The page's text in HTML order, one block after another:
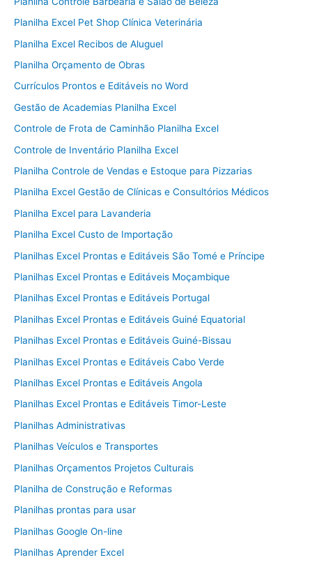
Planilha Excel Pet Shop Clínica Veterinária
Planilha Excel Recibos de Aluguel
Planilha Orçamento de Obras
Currículos Prontos e Editáveis no Word
Gestão de Academias Planilha Excel
Controle de Frota de Caminhão Planilha Excel
Controle de Inventário Planilha Excel
Planilha Controle de Vendas e Estoque para Pizzarias
Planilha Excel Gestão de Clínicas e Consultórios Médicos
Planilha Excel para Lavanderia
Planilha Excel Custo de Importação
Planilhas Excel Prontas e Editáveis São Tomé e Príncipe
Planilhas Excel Prontas e Editáveis Moçambique
Planilhas Excel Prontas e Editáveis Portugal
Planilhas Excel Prontas e Editáveis Guiné Equatorial
Planilhas Excel Prontas e Editáveis Guiné-Bissau
Planilhas Excel Prontas e Editáveis Cabo Verde
Planilhas Excel Prontas e Editáveis Angola
Planilhas Excel Prontas e Editáveis Timor-Leste
Planilhas Administrativas
Planilhas Veículos e Transportes
Planilhas Orçamentos Projetos Culturais
Planilha de Construção e Reformas
Planilhas prontas para usar
Planilhas Google On-line
Planilhas Aprender Excel